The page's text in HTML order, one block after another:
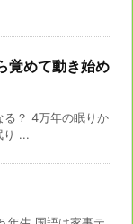
覚めて動き始め
る？ 4万年の眠りか
り ...